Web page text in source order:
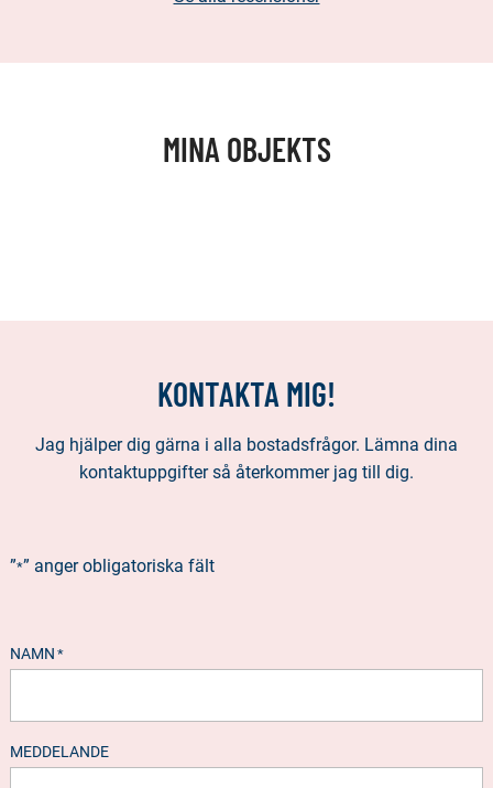
MINA OBJEKTS
KONTAKTA MIG!
Jag hjälper dig gärna i alla bostadsfrågor. Lämna dina
kontaktuppgifter så återkommer jag till dig.
”*” anger obligatoriska fält
NAMN *
MEDDELANDE